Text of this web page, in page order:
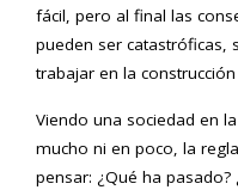
fácil, pero al final las
pueden ser catastróficas,
trabajar en la
Viendo una sociedad en
mucho ni en poco, la
pensar: ¿Qué ha